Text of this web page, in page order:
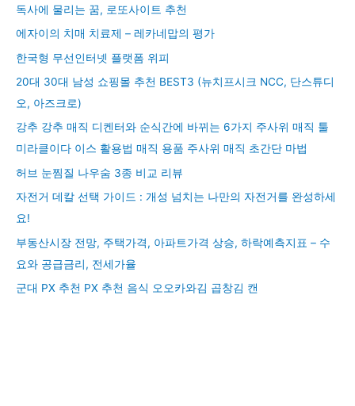
독사에 물리는 꿈, 로또사이트 추천
에자이의 치매 치료제 – 레카네맙의 평가
한국형 무선인터넷 플랫폼 위피
20대 30대 남성 쇼핑몰 추천 BEST3 (뉴치프시크 NCC, 단스튜디
오, 아즈크로)
강추 강추 매직 디켄터와 순식간에 바뀌는 6가지 주사위 매직 툴
미라클이다 이스 활용법 매직 용품 주사위 매직 초간단 마법
허브 눈찜질 나우숨 3종 비교 리뷰
자전거 데칼 선택 가이드 : 개성 넘치는 나만의 자전거를 완성하세
요!
부동산시장 전망, 주택가격, 아파트가격 상승, 하락예측지표 – 수
요와 공급금리, 전세가율
군대 PX 추천 PX 추천 음식 오오카와김 곱창김 캔